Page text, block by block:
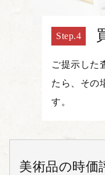
ご提示した
たら、その
す。
美術品の時価